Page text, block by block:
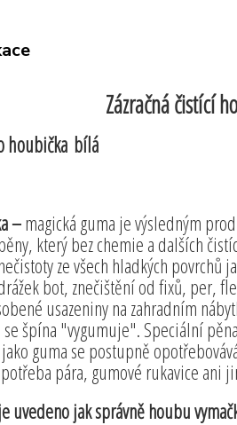
Zázračná čistící
houbička bílá
–magická guma je výsledným
který bez chemie a dalších
ze všech hladkých
bot, znečištění od fixů, per,
usazeniny na zahradním
špína "vygumuje". Speciální
guma se postupně
pára, gumové rukavice ani
uvedeno jak správně houbu